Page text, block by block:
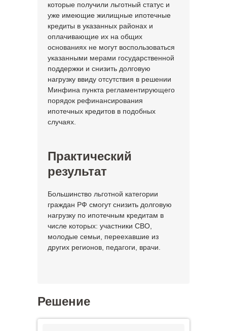
которые получили льготный статус и
уже имеющие жилищные ипотечные
кредиты в указанных районах и
оплачивающие их на общих
основаниях не могут воспользоваться
указанными мерами государственной
поддержки и снизить долговую
нагрузку ввиду отсутствия в решении
Минфина пункта регламентирующего
порядок рефинансирования
ипотечных кредитов в подобных
случаях.
Практический
результат
Большинство льготной категории
граждан РФ смогут снизить долговую
нагрузку по ипотечным кредитам в
числе которых: участники СВО,
молодые семьи, переехавшие из
других регионов, педагоги, врачи.
Решение